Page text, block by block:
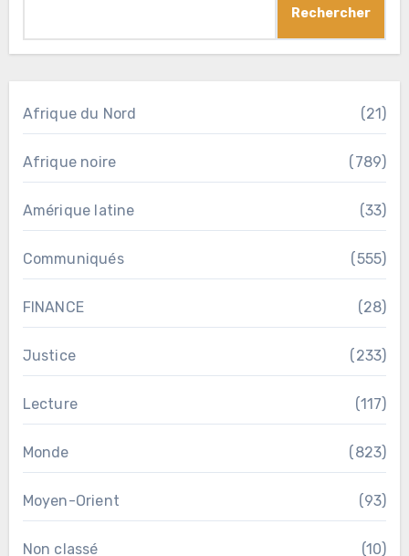
Rechercher
Afrique du Nord (21)
Afrique noire (789)
Amérique latine (33)
Communiqués (555)
FINANCE (28)
Justice (233)
Lecture (117)
Monde (823)
Moyen-Orient (93)
Non classé (10)